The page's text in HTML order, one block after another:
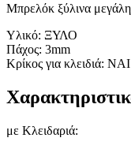
Μπρελόκ ξύλινα
Υλικό: ΞΥΛΟ
Πάχος: 3mm
Κρίκος για κλειδιά: ΝΑΙ
με Κλειδαριά: